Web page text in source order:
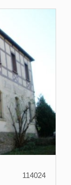
Strefa
Kontakt
114024